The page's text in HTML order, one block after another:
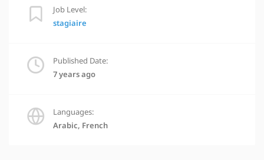
Job Level:
stagiaire
Published Date:
7 years ago
Languages:
Arabic, French